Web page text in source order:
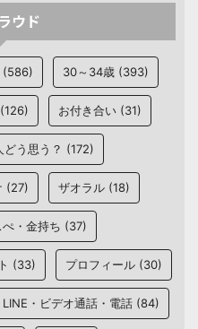
ウド
(586) 30～34歳 (393)
(126) お付き合い (31)
どう思う？ (172)
(27) ザオラル (18)
・金持ち (37)
(33) プロフィール (30)
LINE・ビデオ通話・電話 (84)